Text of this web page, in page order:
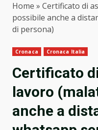
Home » Certificato di
possibile anche a
di persona)
Cronaca Cronaca Italia
Certificato
lavoro
anche a